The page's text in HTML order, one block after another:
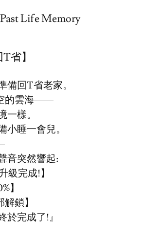
Life Memory
省】
備回T省老家。
的雲海——
一樣。
小睡一會兒。
音突然響起:
級完成!】
】
鎖】
於完成了!』